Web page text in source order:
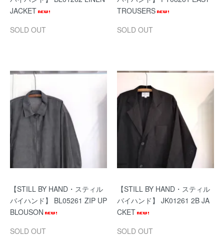
JACKET
SOLD OUT
TROUSERS
SOLD OUT
【STILL BY HAND・スティル
バイハンド】 BL05261 ZIP UP
BLOUSON
SOLD OUT
【STILL BY HAND・スティル
バイハンド】 JK01261 2B JA
CKET
SOLD OUT